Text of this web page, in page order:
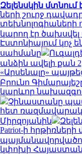
Զելենսկին
ների շուրջ
տեխնոլոգիաների
կարող էր ծախսվել
Էստոնիայում կոչ
սահմանը
անձին ավելի քան
«Արսենալը»
Բրունո
կարևոր
Չինաստանը
հետ
Միրզոյանին
Patriot-ի
կփոխի